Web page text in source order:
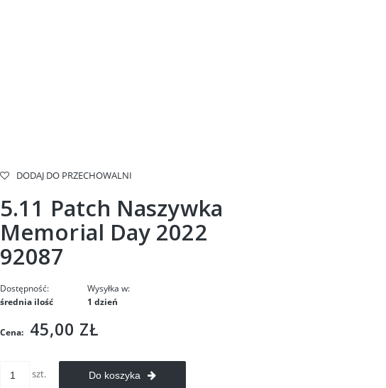
DODAJ DO PRZECHOWALNI
5.11 Patch Naszywka
Memorial Day 2022
92087
Dostępność:
średnia ilość
Wysyłka w:
1 dzień
Cena: 45,00 ZŁ
szt. Do koszyka